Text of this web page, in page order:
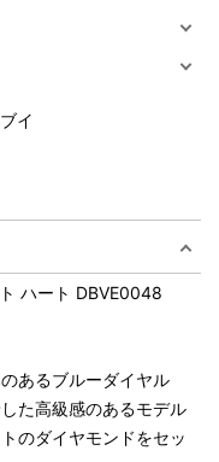
イ
ハート DBVE0048
あるブルーダイヤル
た高級感のあるモデル
のダイヤモンドをセッ